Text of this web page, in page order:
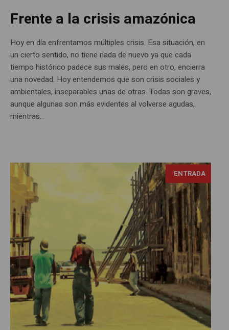
Frente a la crisis amazónica
Hoy en día enfrentamos múltiples crisis. Esa situación, en
un cierto sentido, no tiene nada de nuevo ya que cada
tiempo histórico padece sus males, pero en otro, encierra
una novedad. Hoy entendemos que son crisis sociales y
ambientales, inseparables unas de otras. Todas son graves,
aunque algunas son más evidentes al volverse agudas,
mientras...
ENTRADA